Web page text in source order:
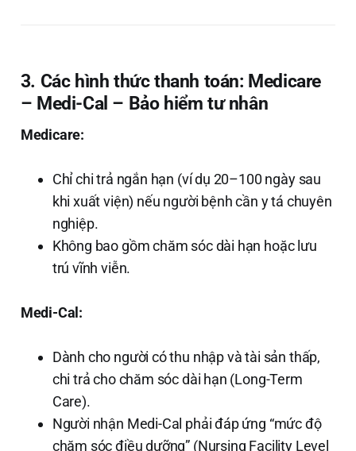
3. Các hình thức thanh toán: Medicare
– Medi-Cal – Bảo hiểm tư nhân
Medicare:
Chỉ chi trả ngắn hạn (ví dụ 20–100 ngày sau
khi xuất viện) nếu người bệnh cần y tá chuyên
nghiệp.
Không bao gồm chăm sóc dài hạn hoặc lưu
trú vĩnh viễn.
Medi-Cal:
Dành cho người có thu nhập và tài sản thấp,
chi trả cho chăm sóc dài hạn (Long-Term
Care).
Người nhận Medi-Cal phải đáp ứng “mức độ
chăm sóc điều dưỡng” (Nursing Facility Level